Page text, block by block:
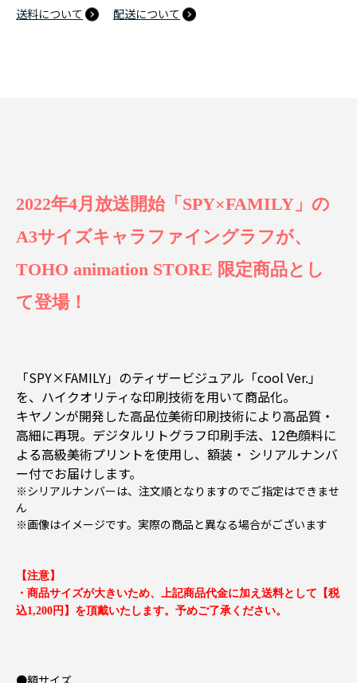
送料について 配送について
2022年4月放送開始「SPY×FAMILY」の
A3サイズキャラファイングラフが、
TOHO animation STORE 限定商品とし
て登場！
「SPY×FAMILY」のティザービジュアル「cool Ver.」
を、ハイクオリティな印刷技術を用いて商品化。
キヤノンが開発した高品位美術印刷技術により高品質・
高細に再現。デジタルリトグラフ印刷手法、12色顔料に
よる高級美術プリントを使用し、額装・ シリアルナンバ
ー付でお届けします。
※シリアルナンバーは、注文順となりますのでご指定はできませ
ん
※画像はイメージです。実際の商品と異なる場合がございます
【注意】
・商品サイズが大きいため、上記商品代金に加え送料として【税
込1,200円】を頂戴いたします。予めご了承ください。